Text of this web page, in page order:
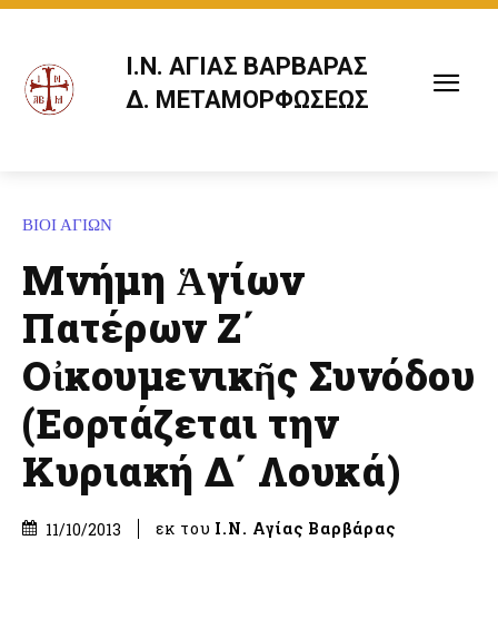
Ι.Ν. ΑΓΙΑΣ ΒΑΡΒΑΡΑΣ
Δ. ΜΕΤΑΜΟΡΦΩΣΕΩΣ
ΒΙΟΙ ΑΓΙΩΝ
Μνήμη Ἁγίων
Πατέρων Ζ΄
Οἰκουμενικῆς Συνόδου
(Εορτάζεται την
Κυριακή Δ΄ Λουκά)
11/10/2013 εκ του Ι.Ν. Αγίας Βαρβάρας